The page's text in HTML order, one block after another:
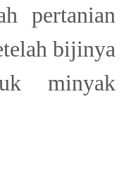
pertanian
bijinya
minyak